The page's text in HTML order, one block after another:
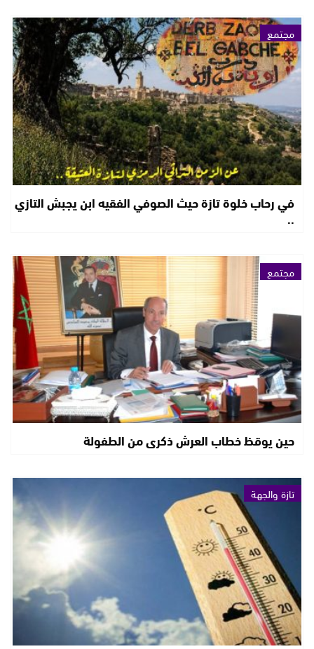
مجتمع
في رحاب خلوة تازة حيث الصوفي الفقيه ابن يجبش التازي
..
مجتمع
حين يوقظ خطاب العرش ذكرى من الطفولة
تازة والجهة